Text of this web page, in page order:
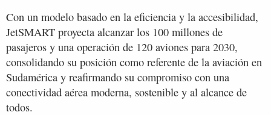
Con un modelo basado en la eficiencia y la accesibilidad,
JetSMART proyecta alcanzar los 100 millones de
pasajeros y una operación de 120 aviones para 2030,
consolidando su posición como referente de la aviación en
Sudamérica y reafirmando su compromiso con una
conectividad aérea moderna, sostenible y al alcance de
todos.